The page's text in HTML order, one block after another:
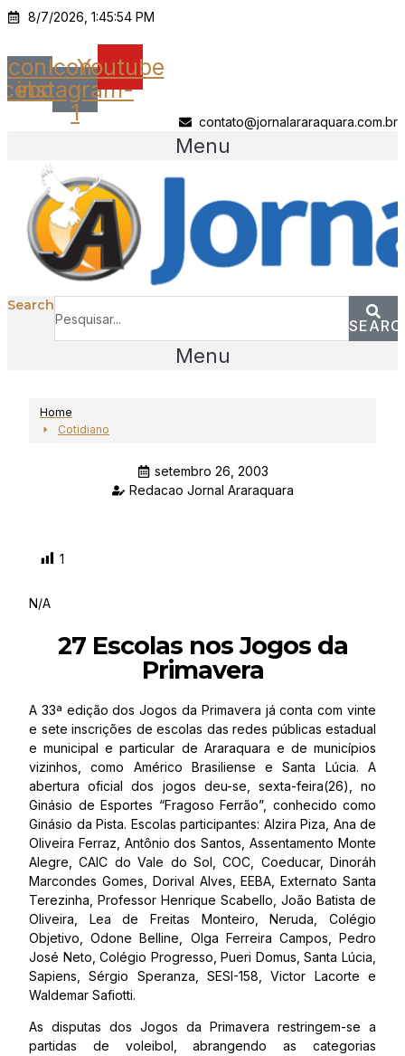
Ir
o
conteúdo
8/7/2026, 1:45:54 PM
Icon-Icon-
instagram-
1
Youtube
contato@jornalararaquara.com.br
Menu
Search
Menu
Home
Cotidiano
setembro 26, 2003
Redacao Jornal Araraquara
1
N/A
27 Escolas nos Jogos da
Primavera
A 33ª edição dos Jogos da Primavera já conta com vinte
e sete inscrições de escolas das redes públicas estadual
e municipal e particular de Araraquara e de municípios
vizinhos, como Américo Brasiliense e Santa Lúcia. A
abertura oficial dos jogos deu-se, sexta-feira(26), no
Ginásio de Esportes “Fragoso Ferrão”, conhecido como
Ginásio da Pista. Escolas participantes: Alzira Piza, Ana de
Oliveira Ferraz, Antônio dos Santos, Assentamento Monte
Alegre, CAIC do Vale do Sol, COC, Coeducar, Dinoráh
Marcondes Gomes, Dorival Alves, EEBA, Externato Santa
Terezinha, Professor Henrique Scabello, João Batista de
Oliveira, Lea de Freitas Monteiro, Neruda, Colégio
Objetivo, Odone Belline, Olga Ferreira Campos, Pedro
José Neto, Colégio Progresso, Pueri Domus, Santa Lúcia,
Sapiens, Sérgio Speranza, SESI-158, Victor Lacorte e
Waldemar Safiotti.
As disputas dos Jogos da Primavera restringem-se a
partidas de voleibol, abrangendo as categorias